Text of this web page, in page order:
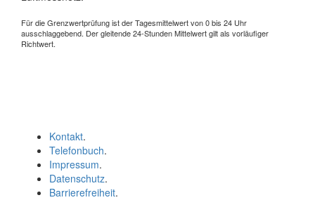
Für die Grenzwertprüfung ist der Tagesmittelwert von 0 bis 24 Uhr
ausschlaggebend. Der gleitende 24-Stunden Mittelwert gilt als vorläufiger
Richtwert.
Kontakt.
Telefonbuch.
Impressum.
Datenschutz.
Barrierefreiheit.